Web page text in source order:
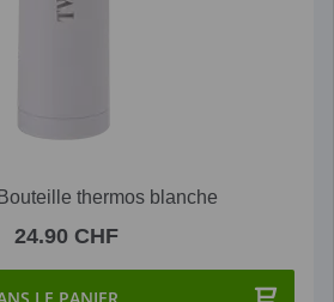
thermos blanche
24.90 CHF